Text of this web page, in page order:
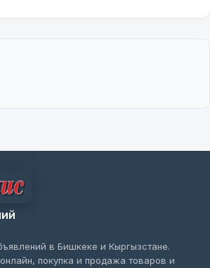
в Бишкеке и Кыргызстане.
покупка и продажа товаров и